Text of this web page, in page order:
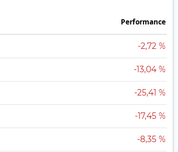
Performance
-2,72 %
-13,04 %
-25,41 %
-17,45 %
-8,35 %